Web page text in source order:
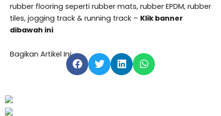
rubber flooring seperti rubber mats, rubber EPDM, rubber
tiles, jogging track & running track – Klik banner
dibawah ini
Bagikan Artikel Ini: